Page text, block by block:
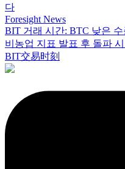
다
Foresight News
BIT 거래 시간: BTC 낮은
비농업 지표 발표 후 돌파
BIT交易时刻